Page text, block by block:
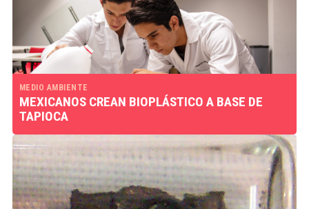
MEDIO AMBIENTE
MEXICANOS CREAN BIOPLÁSTICO A BASE DE
TAPIOCA